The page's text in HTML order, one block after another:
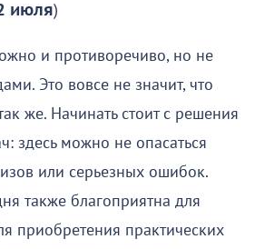
июля)
и противоречиво, но не
Это вовсе не значит, что
же. Начинать стоит с решения
здесь можно не опасаться
или серьезных ошибок.
также благоприятна для
приобретения практических